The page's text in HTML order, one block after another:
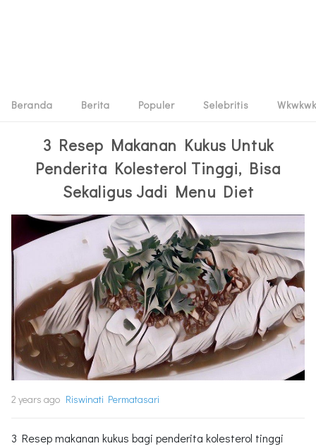
Beranda Berita Populer Selebritis Wkwkwk
3 Resep Makanan Kukus Untuk
Penderita Kolesterol Tinggi, Bisa
Sekaligus Jadi Menu Diet
2 years ago Riswinati Permatasari
3 Resep makanan kukus bagi penderita kolesterol tinggi